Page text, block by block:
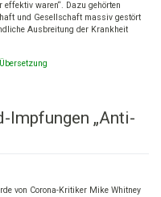
waren“. Dazu gehörten
und Gesellschaft massiv gestört
Ausbreitung der Krankheit
Übersetzung
Impfungen „Anti-
von Corona-Kritiker Mike Whitney